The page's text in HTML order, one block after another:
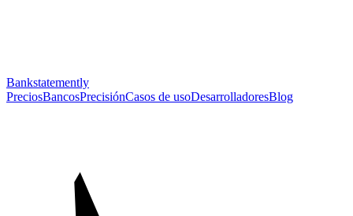
Bankstatemently
PreciosBancosPrecisiónCasos de usoDesarrolladoresBlog